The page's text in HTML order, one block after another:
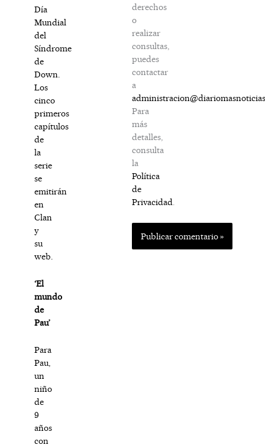
Día
Mundial
del
Síndrome
de
Down.
Los
cinco
primeros
capítulos
de
la
serie
se
emitirán
en
Clan
y
su
web.
‘El
mundo
de
Pau’
Para
Pau,
un
niño
de
9
años
con
derechos
o
realizar
consultas,
puedes
contactar
a
Para
más
detalles,
consulta
la
Política
de
Privacidad